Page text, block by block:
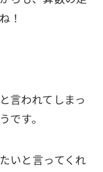
！
言われてしまっ
です。
いと言ってくれ